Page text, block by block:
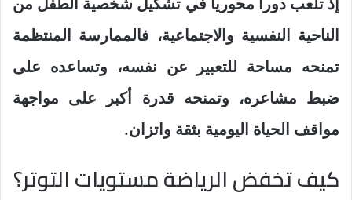
إذ تلعب دورا محوريا في تشكيل شخصية الطفل من
الناحية النفسية والاجتماعية، فالممارسة المنتظمة
تمنحه مساحة للتعبير عن نفسه، وتساعده على
ضبط مشاعره، وتمنحه قدرة أكبر على مواجهة
مواقف الحياة اليومية بثقة واتزان.
كيف تخفض الرياضة مستويات التوتر؟